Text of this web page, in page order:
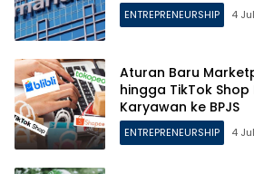
ENTREPRENEURSHIP 4
Aturan Baru
hingga TikTok
Karyawan ke BPJS
ENTREPRENEURSHIP 4